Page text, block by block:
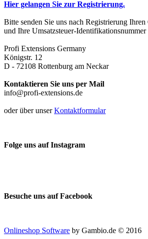
Hier gelangen Sie zur Registrierung.
Bitte senden Sie uns nach Registrierung
und Ihre Umsatzsteuer-Identifikationsnummer
Profi Extensions Germany
Königstr. 12
D - 72108 Rottenburg am Neckar
Kontaktieren Sie uns per Mail
info@profi-extensions.de
oder über unserKontaktformular
Folge uns auf Instagram
Besuche uns auf Facebook
Onlineshop Software by Gambio.de © 2016